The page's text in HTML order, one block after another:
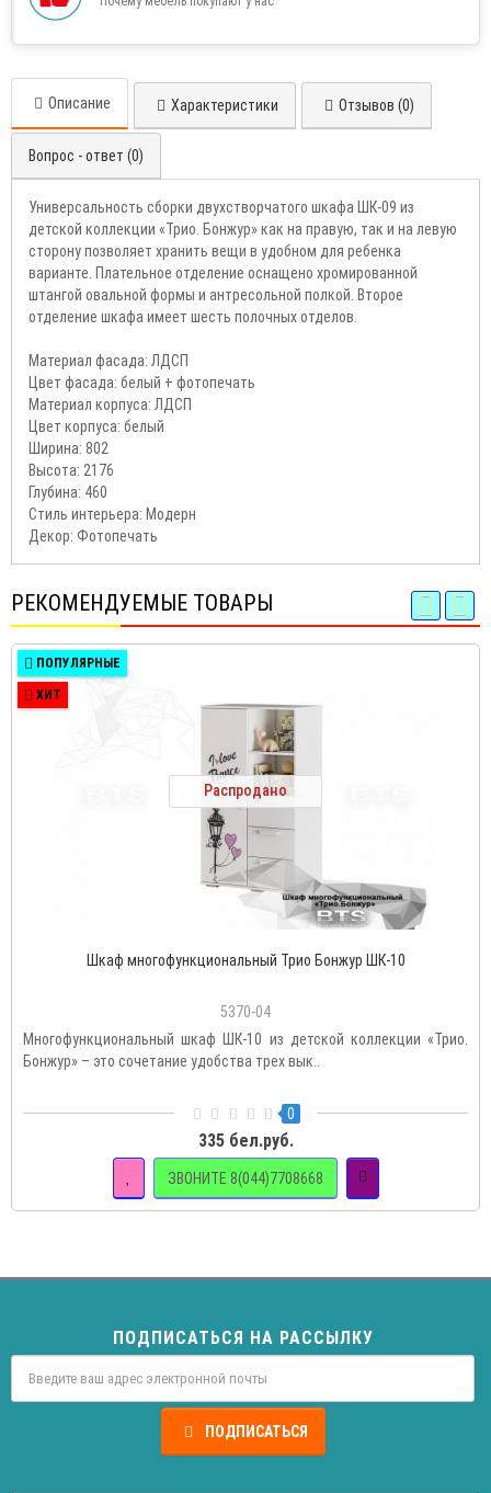
Описание Характеристики Отзывов (0)
Вопрос - ответ (0)
Универсальность сборки двухстворчатого шкафа ШК-09 из
детской коллекции «Трио. Бонжур» как на правую, так и на левую
сторону позволяет хранить вещи в удобном для ребенка
варианте. Плательное отделение оснащено хромированной
штангой овальной формы и антресольной полкой. Второе
отделение шкафа имеет шесть полочных отделов.
Материал фасада: ЛДСП
Цвет фасада: белый + фотопечать
Материал корпуса: ЛДСП
Цвет корпуса: белый
Ширина: 802
Высота: 2176
Глубина: 460
Стиль интерьера: Модерн
Декор: Фотопечать
РЕКОМЕНДУЕМЫЕ ТОВАРЫ
ПОПУЛЯРНЫЕ
ХИТ
Распродано
Шкаф многофункциональный Трио Бонжур ШК-10
5370-04
Многофункциональный шкаф ШК-10 из детской коллекции «Трио.
Бонжур» – это сочетание удобства трех вык..
0
335 бел.руб.
ЗВОНИТЕ 8(044)7708668
ПОДПИСАТЬСЯ НА РАССЫЛКУ
ПОДПИСАТЬСЯ